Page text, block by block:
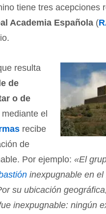
tiene tres acepciones
Academia Española (
resulta
de
o de
mediante el
recibe
de
Por ejemplo: «El
inexpugnable en el
su ubicación
inexpugnable: ningún